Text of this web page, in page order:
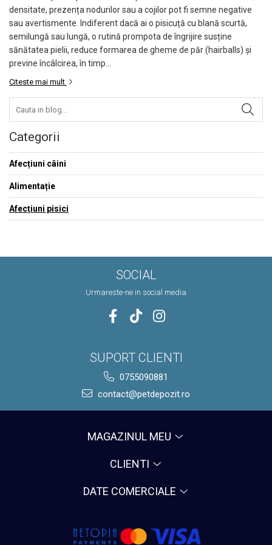
Afectiuni sistem nervos
Afectiuni articulare
Afectiuni hepatice
IGIENA CÂINI
Sampoane Caini
Perii & piepteni Caini
Covorase si igiena
Igiena Dentara
ACCESORII CÂINI
Jucarii pentru Caini
Zgarzi, Lese si Hamuri
Botnite Caini
Castroane Caini
Custi si Genti de Transport pentru
IGIENA PISICI
Nisip, Asternut Igienic, Litiere pentru
Pisici
Sampoane Pisici
Perii si Piepteni Pisici
Jucarii pentru Pisici
Ansambluri de Joaca
Zgarzi, Lese si Hamuri
Castroane, boluri si accesorii
Custi si Genti de Transport pentru
Pisici
densitate, prezența nodurilor sau a cojilor pot fi semne negative
sau avertismente. Indiferent dacă ai o pisicuță cu blană scurtă,
semilungă sau lungă, o rutină prompota de îngrijire susține
sănătatea pielii, reduce formarea de gheme de păr (hairballs) și
previne încâlcirea, în timp...
Citeste mai mult
Categorii
Afecțiuni câini
Alimentație
Afecțiuni pisici
SOCIAL
Urmareste-ne in social media
SUPORT CLIENTI
0755090881
contact@petdepozit.ro
MAGAZINUL MEU
CLIENTI
DATE COMERCIALE